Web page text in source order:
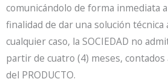
comunicándolo de forma inmediata a
finalidad de dar una solución técnica
cualquier caso, la SOCIEDAD no
partir de cuatro (4) meses,
del PRODUCTO.